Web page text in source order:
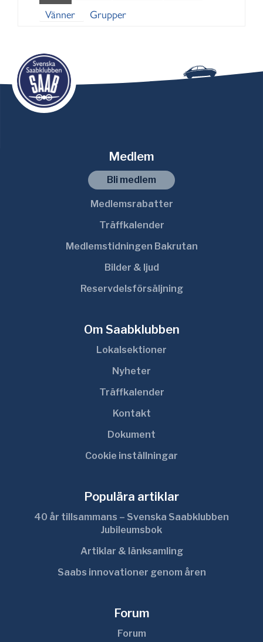
Vänner
Grupper
Medlem
Bli medlem
Medlemsrabatter
Träffkalender
Medlemstidningen Bakrutan
Bilder & ljud
Reservdelsförsäljning
Om Saabklubben
Lokalsektioner
Nyheter
Träffkalender
Kontakt
Dokument
Cookie inställningar
Populära artiklar
40 år tillsammans – Svenska Saabklubben
Jubileumsbok
Artiklar & länksamling
Saabs innovationer genom åren
Forum
Forum